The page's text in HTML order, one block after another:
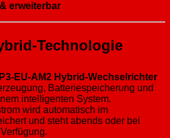
erweiterbar
Technologie
EU-AM2 Hybrid-Wechselrichter
Batteriespeicherung und
intelligenten System.
wird automatisch im
und steht abends oder bei